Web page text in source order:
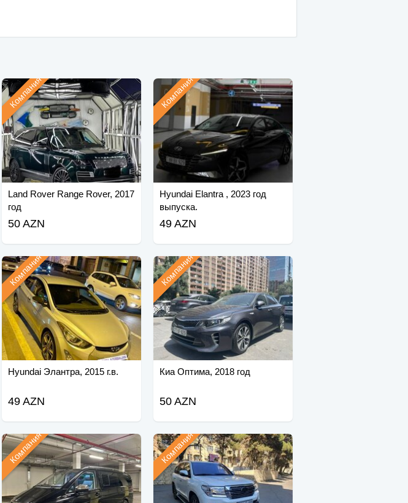
Land Rover Range Rover, 2017
год
Компания
50 AZN
Hyundai Elantra , 2023 год
выпуска.
Компания
49 AZN
Hyundai Элантра, 2015 г.в.
Компания
49 AZN
Киа Оптима, 2018 год
Компания
50 AZN
Компания Компания